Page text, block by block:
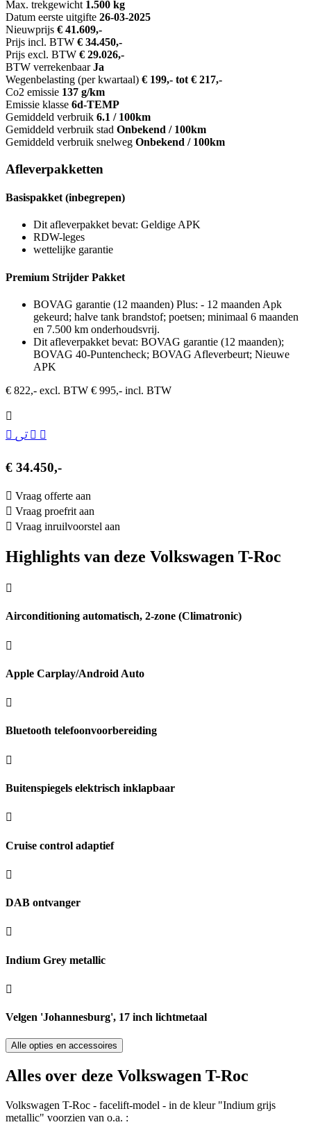
Max. trekgewicht 1.500 kg
Datum eerste uitgifte 26-03-2025
Nieuwprijs € 41.609,-
Prijs incl. BTW € 34.450,-
Prijs excl. BTW € 29.026,-
BTW verrekenbaar Ja
Wegenbelasting (per kwartaal) € 199,- tot € 217,-
Co2 emissie 137 g/km
Emissie klasse 6d-TEMP
Gemiddeld verbruik 6.1 / 100km
Gemiddeld verbruik stad Onbekend / 100km
Gemiddeld verbruik snelweg Onbekend / 100km
Afleverpakketten
Basispakket (inbegrepen)
Dit afleverpakket bevat: Geldige APK
RDW-leges
wettelijke garantie
Premium Strijder Pakket
BOVAG garantie (12 maanden) Plus: - 12 maanden Apk
gekeurd; halve tank brandstof; poetsen; minimaal 6 maanden
en 7.500 km onderhoudsvrij.
Dit afleverpakket bevat: BOVAG garantie (12 maanden);
BOVAG 40-Puntencheck; BOVAG Afleverbeurt; Nieuwe
APK
€ 822,- excl. BTW € 995,- incl. BTW
€ 34.450,-
Vraag offerte aan
Vraag proefrit aan
Vraag inruilvoorstel aan
Highlights van deze Volkswagen T-Roc
Airconditioning automatisch, 2-zone (Climatronic)
Apple Carplay/Android Auto
Bluetooth telefoonvoorbereiding
Buitenspiegels elektrisch inklapbaar
Cruise control adaptief
DAB ontvanger
Indium Grey metallic
Velgen 'Johannesburg', 17 inch lichtmetaal
Alle opties en accessoires
Alles over deze Volkswagen T-Roc
Volkswagen T-Roc - facelift-model - in de kleur "Indium grijs
metallic" voorzien van o.a. :